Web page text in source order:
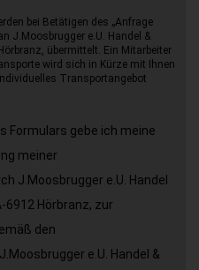
bei Betätigen des „Anfrage
J.Moosbrugger e.U. Handel &
übermittelt. Ein Mitarbeiter
wird sich in Kürze mit Ihnen
Transportangebot
Formulars gebe ich meine
meiner
J.Moosbrugger e.U. Handel
6912 Hörbranz, zur
den
e.U. Handel &